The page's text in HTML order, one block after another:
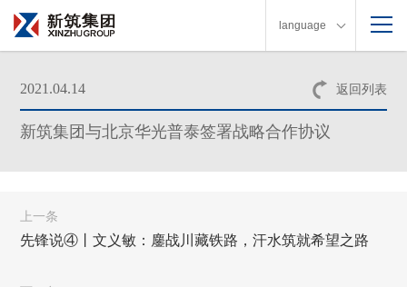
language
返回列表
2021.04.14
新筑集团与北京华光普泰签署战略合作协议
上一条
先锋说④丨文义敏：鏖战川藏铁路，汗水筑就希望之路